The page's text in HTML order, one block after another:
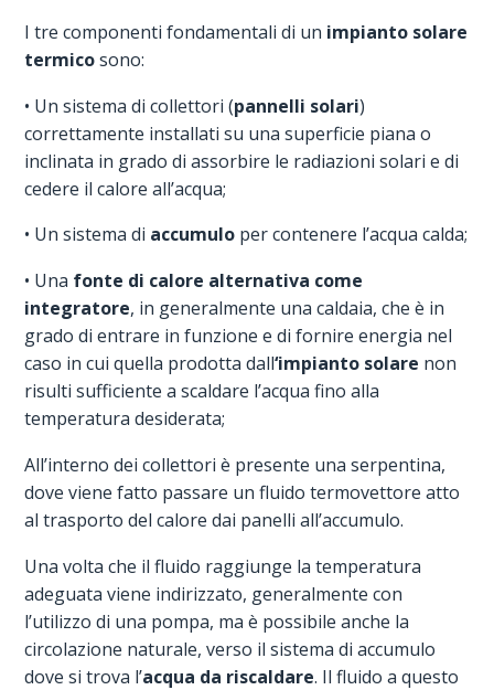
I tre componenti fondamentali di un impianto solare
termicosono:
• Un sistema di collettori (pannelli solari)
correttamente installati su una superficie piana o
inclinata in grado di assorbire le radiazioni solari e di
cedere il calore all’acqua;
• Un sistema di accumulo per contenere l’acqua calda;
• Una fonte di calore alternativa come
integratore, in generalmente una caldaia, che è in
grado di entrare in funzione e di fornire energia nel
caso in cui quella prodotta dall‘impianto solare non
risulti sufficiente a scaldare l’acqua fino alla
temperatura desiderata;
All’interno dei collettori è presente una serpentina,
dove viene fatto passare un fluido termovettore atto
al trasporto del calore dai panelli all’accumulo.
Una volta che il fluido raggiunge la temperatura
adeguata viene indirizzato, generalmente con
l’utilizzo di una pompa, ma è possibile anche la
circolazione naturale, verso il sistema di accumulo
dove si trova l’acqua da riscaldare. Il fluido a questo